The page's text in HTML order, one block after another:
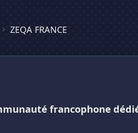
ZEQA FRANCE
francophone
ton avis de ce serveur ?